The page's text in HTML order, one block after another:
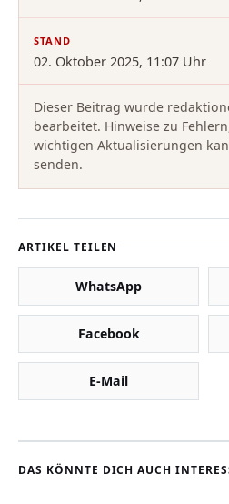
STAND
02. Oktober 2025, 11:07 Uhr
Dieser Beitrag wurde
bearbeitet. Hinweise zu
wichtigen Aktualisierungen
senden.
ARTIKEL TEILEN
WhatsApp
Facebook
E-Mail
DAS KÖNNTE DICH AUCH